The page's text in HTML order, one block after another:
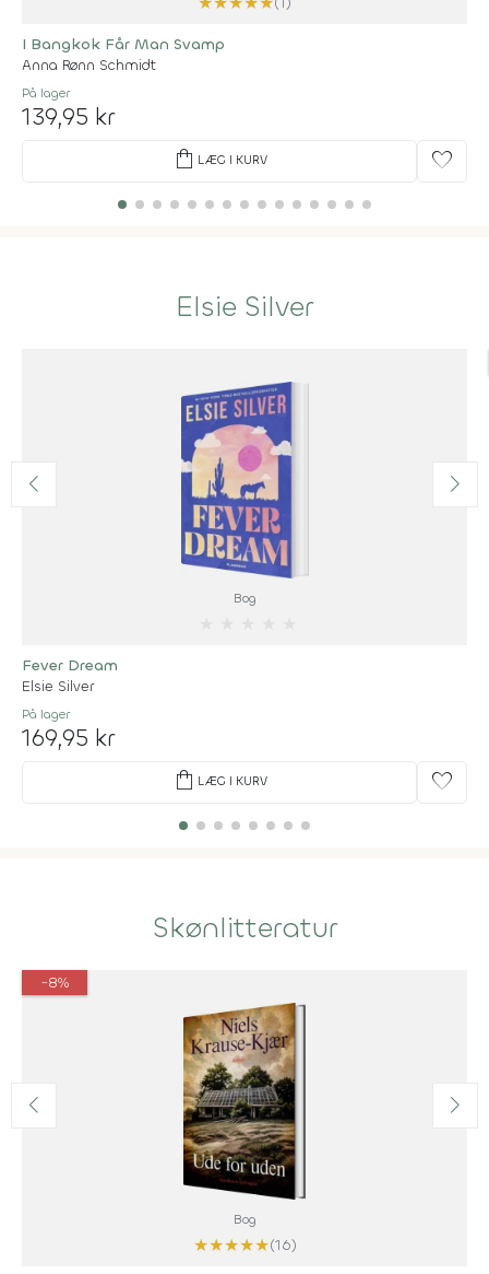
I Bangkok Får Man Svamp
Anna Rønn Schmidt
På lager
139,95 kr
shopping_bag LÆG I KURV favorite
Elsie Silver
Bog
Fever Dream
Elsie Silver
På lager
169,95 kr
shopping_bag LÆG I KURV favorite
Skønlitteratur
-8%
Bog
★★★★★(16)